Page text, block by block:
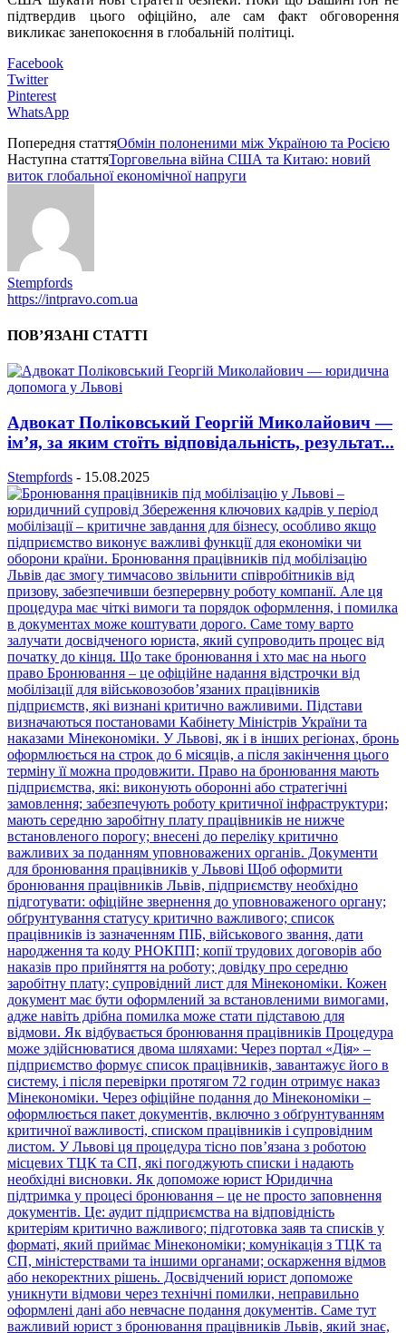
підтвердив цього офіційно, але сам факт обговорення
викликає занепокоєння в глобальній політиці.
Facebook
Twitter
Pinterest
WhatsApp
Попередня статтяОбмін полоненими між Україною та Росією
Наступна статтяТорговельна війна США та Китаю: новий
виток глобальної економічної напруги
Stempfords
https://intpravo.com.ua
ПОВ’ЯЗАНІ СТАТТІ
Адвокат Поліковський Георгій Миколайович —
ім’я, за яким стоїть відповідальність, результат...
Stempfords - 15.08.2025